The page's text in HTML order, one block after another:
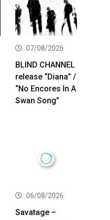
07/08/2026
BLIND CHANNEL
release “Diana” /
“No Encores In A
Swan Song”
06/08/2026
Savatage –